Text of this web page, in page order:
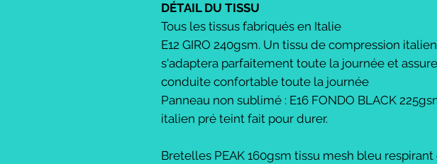
DÉTAIL DU TISSU
Tous les tissus fabriqués en Italie
E12 GIRO 240gsm. Un tissu de compression
s'adaptera parfaitement toute la journée et
conduite confortable toute la journée
Panneau non sublimé : E16 FONDO BLACK
italien pré teint fait pour durer.
Bretelles PEAK 160gsm tissu mesh bleu